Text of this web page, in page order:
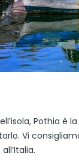
Pothia è
Vi